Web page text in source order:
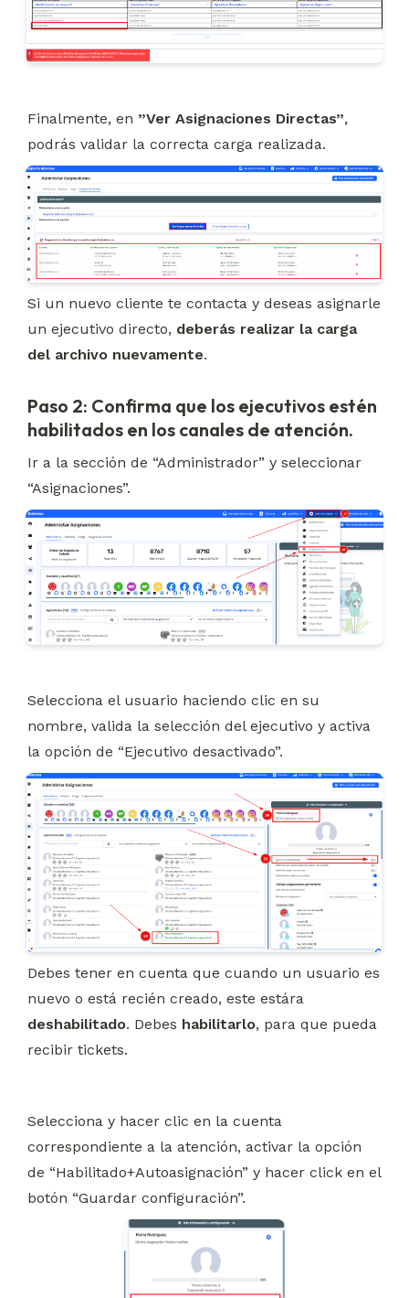
Finalmente, en ”Ver Asignaciones Directas”,
podrás validar la correcta carga realizada.
Si un nuevo cliente te contacta y deseas asignarle
un ejecutivo directo, deberás realizar la carga
del archivo nuevamente.
Paso 2: Confirma que los ejecutivos estén
habilitados en los canales de atención.
Ir a la sección de “Administrador” y seleccionar
“Asignaciones”.
Selecciona el usuario haciendo clic en su
nombre, valida la selección del ejecutivo y activa
la opción de “Ejecutivo desactivado”.
Debes tener en cuenta que cuando un usuario es
deshabilitado. Debes habilitarlo, para que pueda
recibir tickets.
Selecciona y hacer clic en la cuenta
correspondiente a la atención, activar la opción
de “Habilitado+Autoasignación” y hacer click en el
botón “Guardar configuración”.